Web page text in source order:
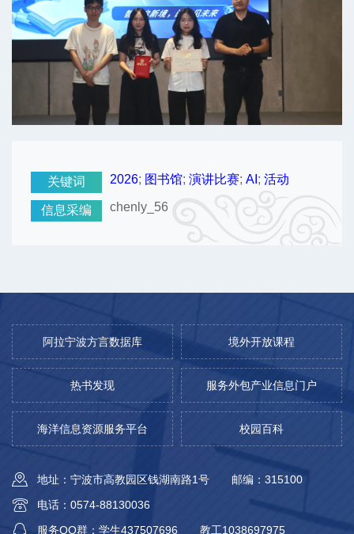
关键词 2026; 图书馆; 演讲比赛; AI ; 活动
信息采编 chenly_56
阿拉宁波方言数据库 境外开放课程
热书发现 服务外包产业信息门户
海洋信息资源服务平台 校园百科
地址：宁波市高教园区钱湖南路1号
邮编：315100
电话：0574-88130036
服务QQ群：学生437507696
教工1038697975